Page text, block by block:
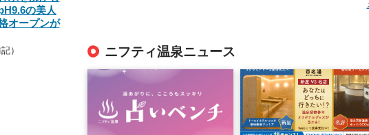
ニフティ温泉ニュース
の美人
オープンが
）